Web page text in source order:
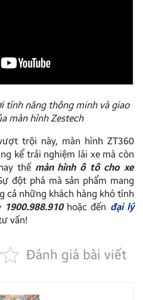
tính năng thông minh và giao
màn hình Zestech
trội này, màn hình ZT360
kể trải nghiệm lái xe mà còn
thế màn hình ô tô cho xe
đột phá mà sản phẩm mang
cả những khách hàng khó tính
hoặc đến đại lý
vấn!
Đánh giá bài viết